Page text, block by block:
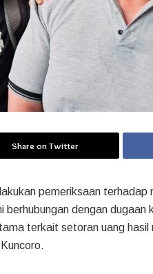
Share on Twitter
pemeriksaan
berhubungan dengan
terkait setoran uang